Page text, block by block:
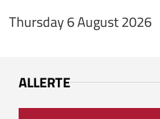
Thursday 6 August 2026
ALLERTE